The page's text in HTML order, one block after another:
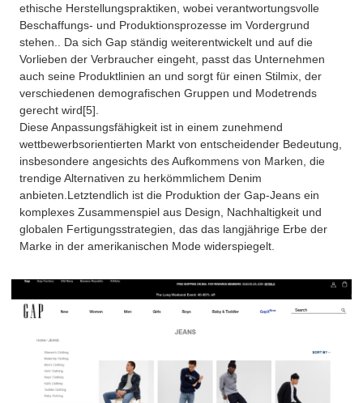
ethische Herstellungspraktiken, wobei verantwortungsvolle
Beschaffungs- und Produktionsprozesse im Vordergrund
stehen.. Da sich Gap ständig weiterentwickelt und auf die
Vorlieben der Verbraucher eingeht, passt das Unternehmen
auch seine Produktlinien an und sorgt für einen Stilmix, der
verschiedenen demografischen Gruppen und Modetrends
gerecht wird[5].
Diese Anpassungsfähigkeit ist in einem zunehmend
wettbewerbsorientierten Markt von entscheidender Bedeutung,
insbesondere angesichts des Aufkommens von Marken, die
trendige Alternativen zu herkömmlichem Denim
anbieten.Letztendlich ist die Produktion der Gap-Jeans ein
komplexes Zusammenspiel aus Design, Nachhaltigkeit und
globalen Fertigungsstrategien, das das langjährige Erbe der
Marke in der amerikanischen Mode widerspiegelt.